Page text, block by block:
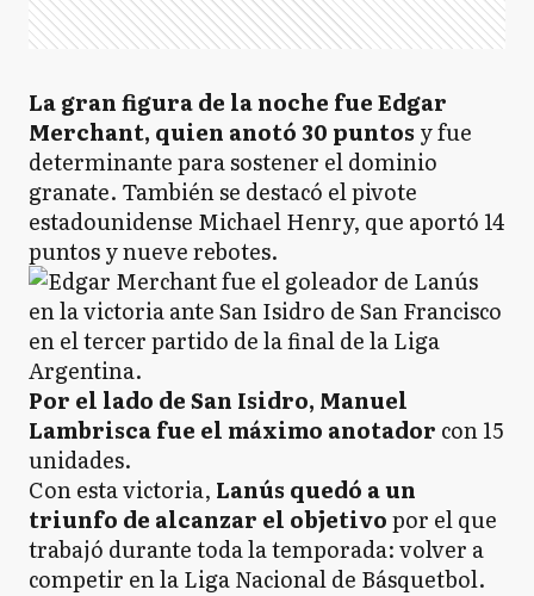
La gran figura de la noche fue Edgar
Merchant, quien anotó 30 puntos y fue
determinante para sostener el dominio
granate. También se destacó el pivote
estadounidense Michael Henry, que aportó 14
puntos y nueve rebotes.
Por el lado de San Isidro, Manuel
Lambrisca fue el máximo anotador con 15
unidades.
Con esta victoria, Lanús quedó a un
triunfo de alcanzar el objetivopor el que
trabajó durante toda la temporada: volver a
competir en la Liga Nacional de Básquetbol.